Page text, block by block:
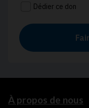
À propos de nous